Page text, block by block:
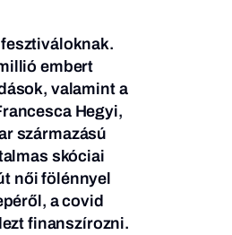
embert
valamint a
Hegyi,
származású
skóciai
női fölénnyel
a covid
finanszírozni.